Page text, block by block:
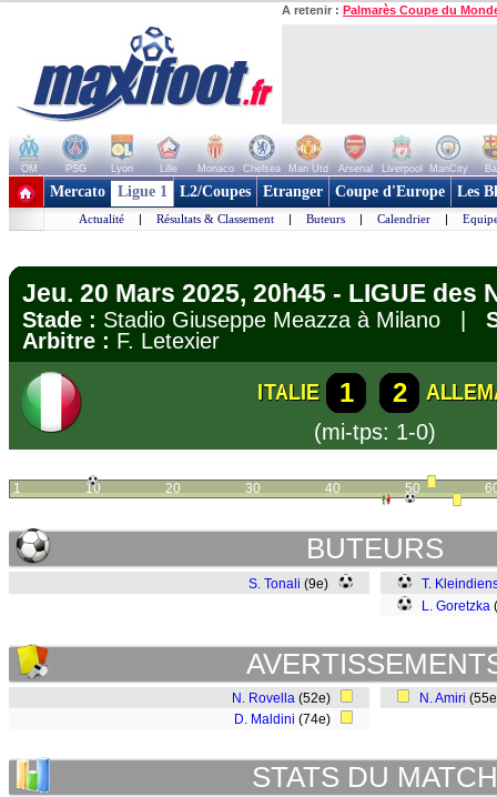
A retenir : Palmarès Coupe du
OM PSG Lyon Lille Monaco Chelsea Man Utd Arsenal Liverpool ManCity
+ de clubs
Mercato Ligue 1 L2/Coupes Etranger Coupe d'Europe Les
Actualité | Résultats & Classement | Buteurs | Calendrier |
Jeu. 20 Mars 2025, 20h45 - LIGUE des
Stade : Stadio Giuseppe Meazza à Milano |
Arbitre : F. Letexier
ITALIE 1 2
(mi-tps: 1-0)
1 10 20 30 40 50
BUTEURS
S. Tonali (9e)
T.
L. Goretzka
N. Rovella (52e)
D. Maldini (74e)
N. Amiri
STATS DU MATCH